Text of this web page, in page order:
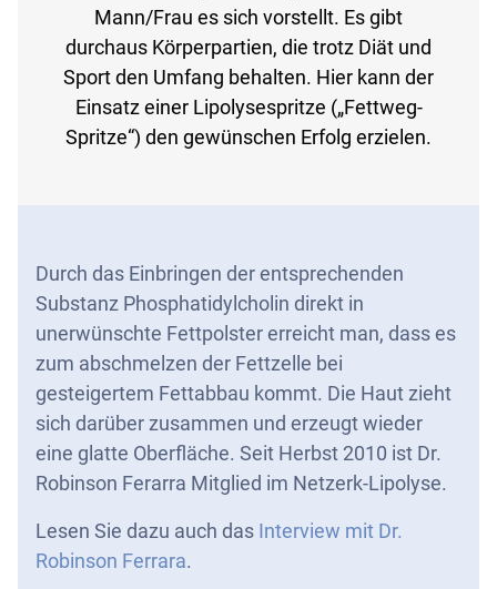
Mann/Frau es sich vorstellt. Es gibt
durchaus Körperpartien, die trotz Diät und
Sport den Umfang behalten. Hier kann der
Einsatz einer Lipolysespritze („Fettweg-
Spritze“) den gewünschen Erfolg erzielen.
Durch das Einbringen der entsprechenden
Substanz Phosphatidylcholin direkt in
unerwünschte Fettpolster erreicht man, dass es
zum abschmelzen der Fettzelle bei
gesteigertem Fettabbau kommt. Die Haut zieht
sich darüber zusammen und erzeugt wieder
eine glatte Oberfläche. Seit Herbst 2010 ist Dr.
Robinson Ferarra Mitglied im Netzerk-Lipolyse.
Lesen Sie dazu auch das Interview mit Dr.
Robinson Ferrara.